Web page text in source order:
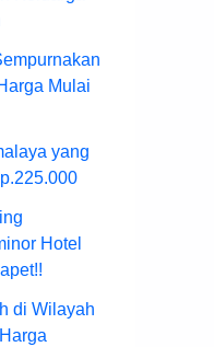
Mulai
yang
Hotel
di Wilayah